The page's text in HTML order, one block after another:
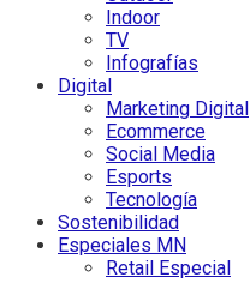
Indoor
TV
Infografías
Digital
Marketing Digital
Ecommerce
Social Media
Esports
Tecnología
Sostenibilidad
Especiales MN
Retail Especial